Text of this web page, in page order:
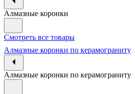
Алмазные коронки
Смотреть все товары
Алмазные коронки по керамограниту
Алмазные коронки по керамограниту